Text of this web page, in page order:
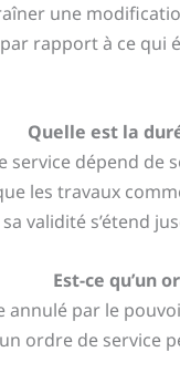
une
rapport à ce qui
Quelle est la
service dépend
les travaux
validité s’étend
Est-ce qu’un
par le
ordre de